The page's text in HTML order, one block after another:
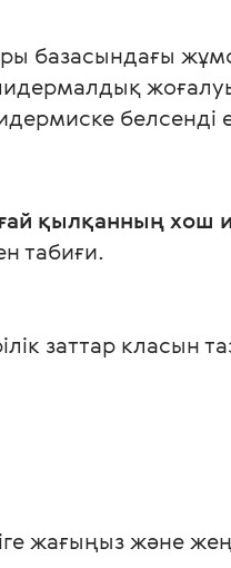
белсенді
қылқанның хош
табиғи.
заттар класын